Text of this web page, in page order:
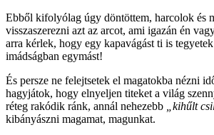
Ebből kifolyólag úgy döntöttem, harcolok és
visszaszerezni azt az arcot, ami igazán én
arra kérlek, hogy egy kapavágást ti is
imádságban egymást!
És persze ne felejtsetek el magatokba nézni
hagyjátok, hogy elnyeljen titeket a világ
réteg rakódik ránk, annál nehezebb
„kihűlt
kibányászni magamat, magunkat.